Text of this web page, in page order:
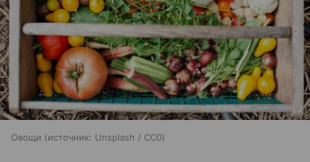
Овощи источник: Unsplash / CC0